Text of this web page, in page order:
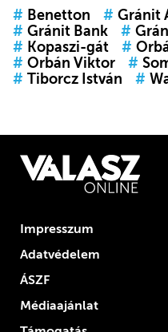
# Benetton # Gránit
# Gránit Bank #
# Kopaszi-gát #
# Orbán Viktor #
# Tiborcz István #
Impresszum
Adatvédelem
ÁSZF
Médiaajánlat